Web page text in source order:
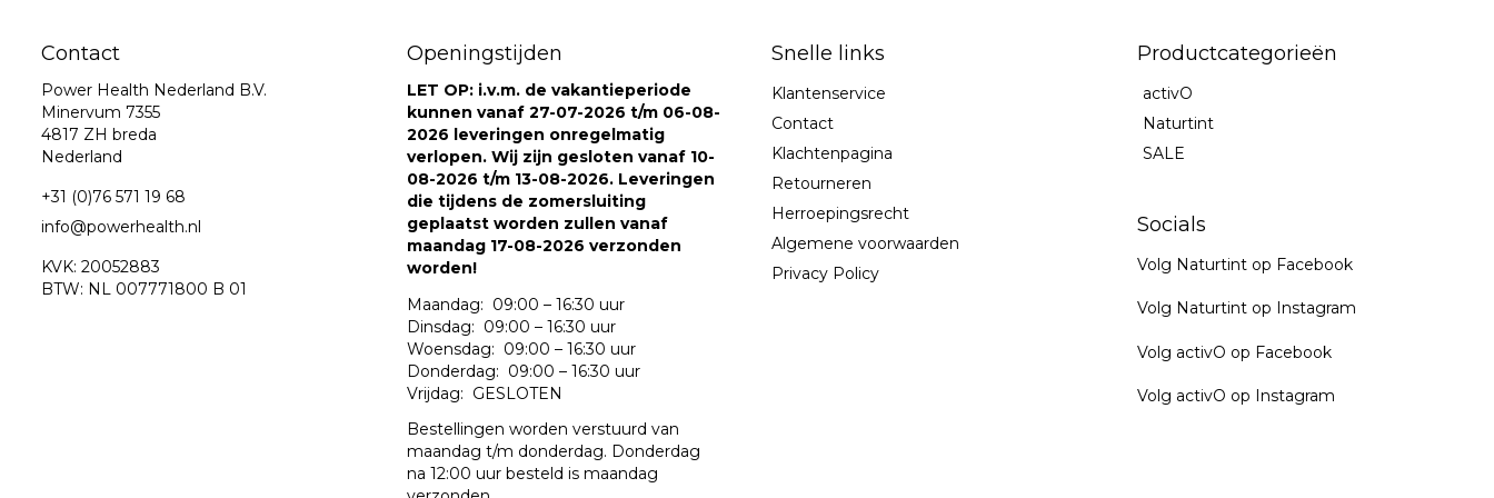
Contact
Power Health Nederland B.V.
Minervum 7355
4817 ZH breda
Nederland
+31 (0)76 571 19 68
info@powerhealth.nl
KVK: 20052883
BTW: NL 007771800 B 01
Openingstijden
LET OP: i.v.m. de vakantieperiode
kunnen vanaf 27-07-2026 t/m 06-08-
2026 leveringen onregelmatig
verlopen. Wij zijn gesloten vanaf 10-
08-2026 t/m 13-08-2026. Leveringen
die tijdens de zomersluiting
geplaatst worden zullen vanaf
maandag 17-08-2026 verzonden
worden!
Maandag: 09:00 – 16:30 uur
Dinsdag: 09:00 – 16:30 uur
Woensdag: 09:00 – 16:30 uur
Donderdag: 09:00 – 16:30 uur
Vrijdag: GESLOTEN
Bestellingen worden verstuurd van
maandag t/m donderdag. Donderdag
na 12:00 uur besteld is maandag
Snelle links
Klantenservice
Contact
Klachtenpagina
Retourneren
Herroepingsrecht
Algemene voorwaarden
Privacy Policy
Productcategorieën
activO
Naturtint
SALE
Socials
Volg Naturtint op Facebook
Volg Naturtint op Instagram
Volg activO op Facebook
Volg activO op Instagram